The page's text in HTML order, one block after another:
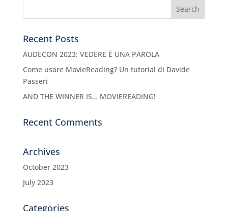
Recent Posts
AUDECON 2023: VEDERE È UNA PAROLA
Come usare MovieReading? Un tutorial di Davide
Passeri
AND THE WINNER IS… MOVIEREADING!
Recent Comments
Archives
October 2023
July 2023
Categories